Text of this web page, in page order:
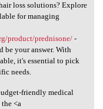
hair
loss solutions? Explore
for managing
product/prednisone/-
be your answer. With
it's essential to pick
needs.
friendly medical
<a